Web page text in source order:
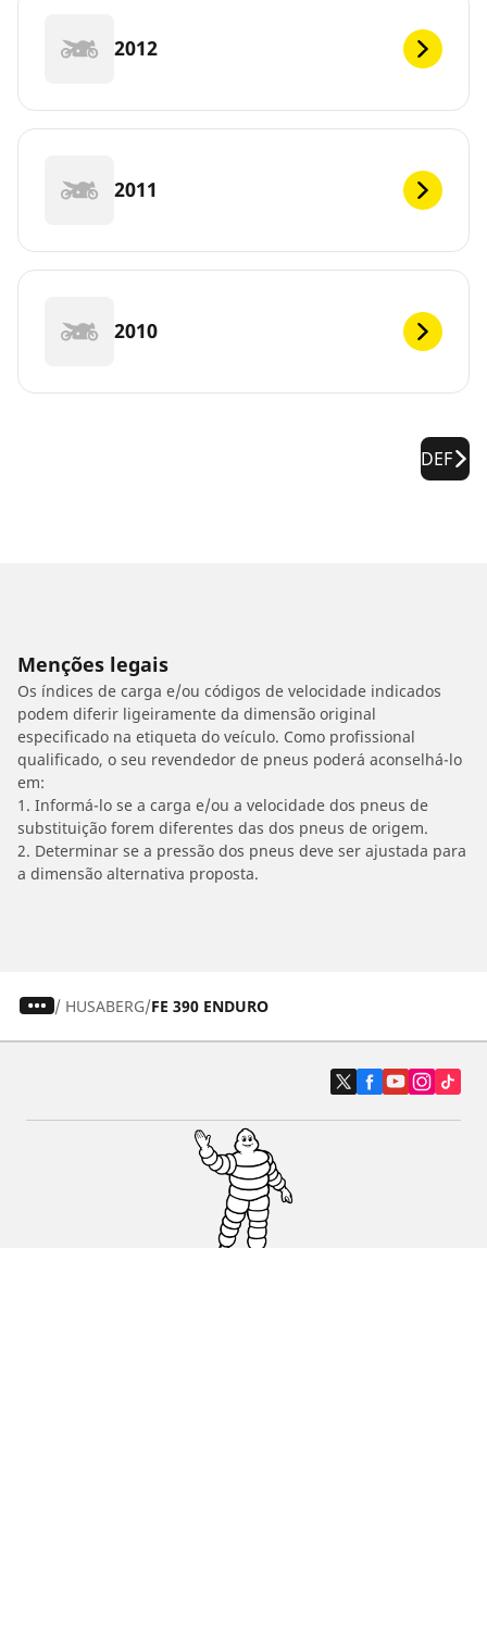
2012
2011
2010
DEF
Menções legais
Os índices de carga e/ou códigos de velocidade indicados
podem diferir ligeiramente da dimensão original
especificado na etiqueta do veículo. Como profissional
qualificado, o seu revendedor de pneus poderá aconselhá-lo
em:
1. Informá-lo se a carga e/ou a velocidade dos pneus de
substituição forem diferentes das dos pneus de origem.
2. Determinar se a pressão dos pneus deve ser ajustada para
a dimensão alternativa proposta.
/ HUSABERG FE 390 ENDURO